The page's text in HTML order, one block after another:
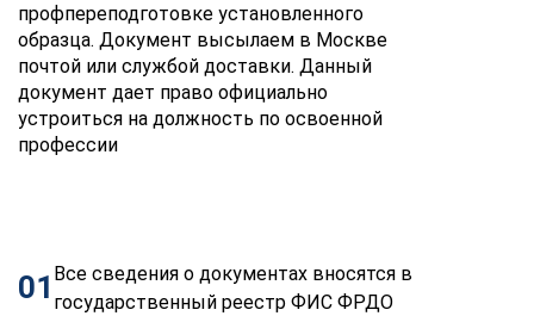
профпереподготовке установленного
образца. Документ высылаем в Москве
почтой или службой доставки. Данный
документ дает право официально
устроиться на должность по освоенной
профессии
01 Все сведения о документах вносятся в
государственный реестр ФИС ФРДО